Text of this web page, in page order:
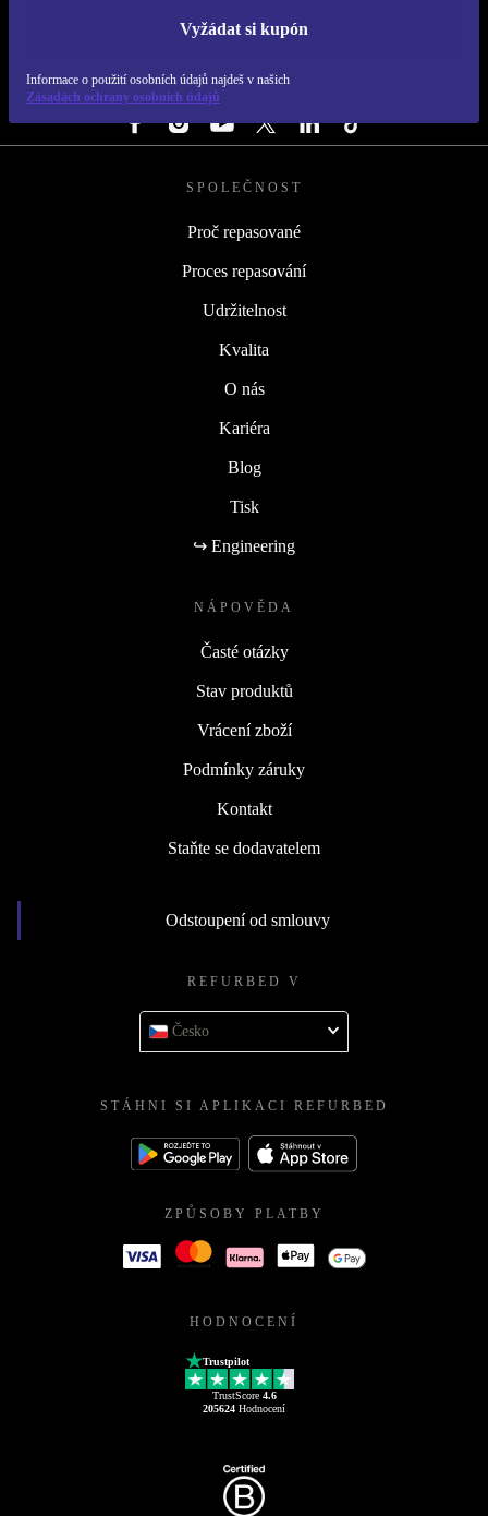
Vyžádat si kupón
Informace o použití osobních údajů najdeš v našich
Zásadách ochrany osobních údajů
REFURBED ČESKO - RETHINK NEW.
SLEDUJ NÁS
SPOLEČNOST
Proč repasované
Proces repasování
Udržitelnost
Kvalita
O nás
Kariéra
Blog
Tisk
↪ Engineering
NÁPOVĚDA
Časté otázky
Stav produktů
Vrácení zboží
Podmínky záruky
Kontakt
Staňte se dodavatelem
Odstoupení od smlouvy
REFURBED V
Česko
STÁHNI SI APLIKACI REFURBED
ZPŮSOBY PLATBY
HODNOCENÍ
Trustpilot
TrustScore 4.6
205624 Hodnocení